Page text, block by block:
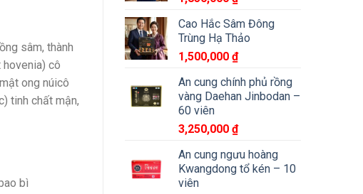
Cao Hắc Sâm Đông
Trùng Hạ Thảo
1,500,000 ₫
An cung chính phủ rồng
vàng Daehan Jinbodan –
60 viên
3,250,000 ₫
An cung ngưu hoàng
Kwangdong tổ kén – 10
viên
sâm, thành
cô
ong núicô
tinh chất mận,
bì